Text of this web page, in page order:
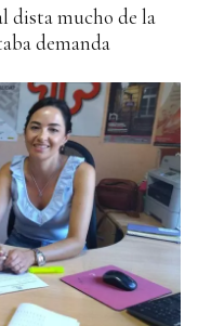
dista mucho de la
demanda